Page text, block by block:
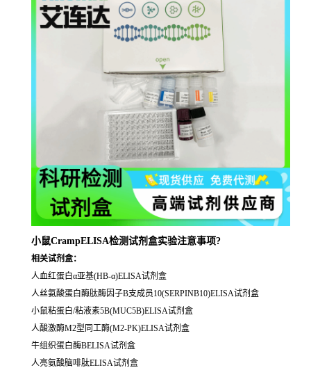
小鼠CrampELISA检测试剂盒实验注意事项?
相关试剂盒：
人血红蛋白α亚基(HB-α)ELISA试剂盒
人丝氨酸蛋白酶肽酶因子B支成员10(SERPINB10)ELISA试剂盒
小鼠粘蛋白/粘液素5B(MUC5B)ELISA试剂盒
人酸激酶M2型同工酶(M2-PK)ELISA试剂盒
牛组织蛋白酶BELISA试剂盒
人亮氨酸脑啡肽ELISA试剂盒